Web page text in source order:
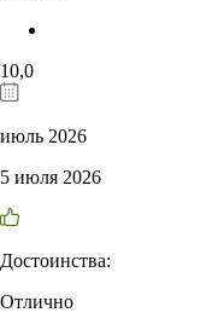
10,0
июль 2026
5 июля 2026
Достоинства:
Отлично